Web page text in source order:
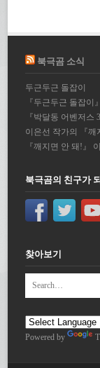
북극곰 소식
두근두근 돌잡이
『두근두근 돌잡이
『박달동 어벤저스
이은선 작가의 『깨
『깨지면 안 돼!』
북극곰의 친구가
찾아보기
Powered by